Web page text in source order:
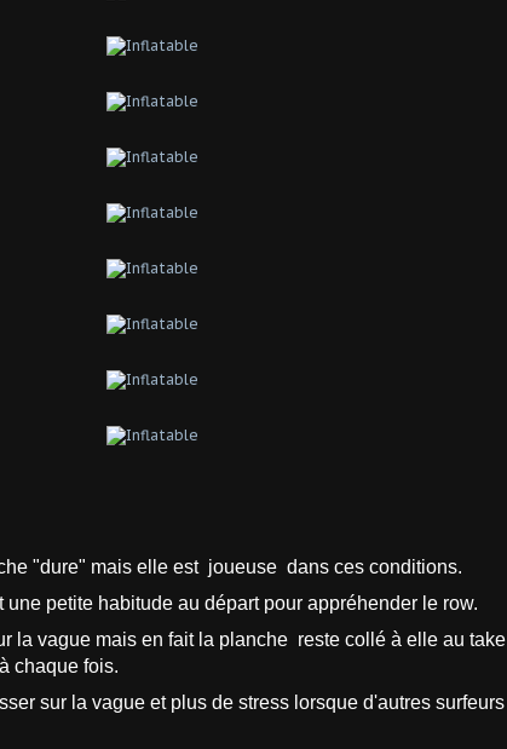
"dure" mais elle est joueuse dans ces conditions.
une petite habitude au départ pour appréhender le row.
la vague mais en fait la planche reste collé à elle au take
chaque fois.
sur la vague et plus de stress lorsque d'autres surfeurs